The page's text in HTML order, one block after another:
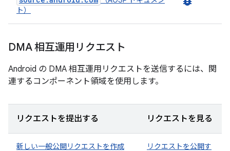
ト）
DMA 相互運用リクエスト
Android の DMA 相互運用リクエストを送信するには、関
連するコンポーネント領域を使用します。
リクエストを提出する リクエストを見る
新しい一般公開リクエストを作成
リクエストを公開す